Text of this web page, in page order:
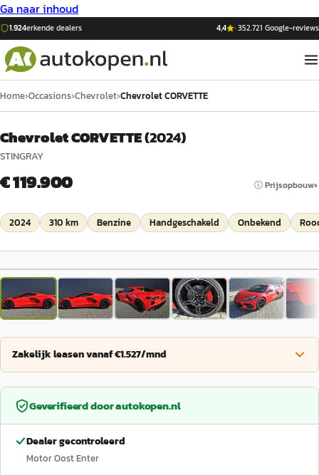
Ga naar inhoud
1.924erkende dealers 4,4 ·352.721 Google-reviews
Home›Occasions›Chevrolet›Chevrolet CORVETTE
Chevrolet CORVETTE(2024)
STINGRAY
€ 119.900 ⓘ Prijsopbouw
2024 310 km Benzine Handgeschakeld Onbekend
1/22
Zakelijk leasen vanaf €1.527/mnd
Geverifieerd doorautokopen.nl
Dealer gecontroleerd
Motor Oost Enter